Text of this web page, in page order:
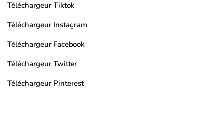
Téléchargeur Tiktok
Téléchargeur Instagram
Téléchargeur Facebook
Téléchargeur Twitter
Téléchargeur Pinterest